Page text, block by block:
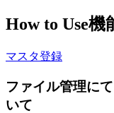
How to Use機
マスタ登録
ファイル管理に
いて